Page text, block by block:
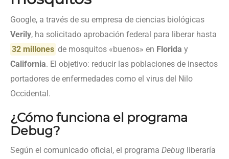
Google, a través de su empresa de ciencias biológicas
Verily, ha solicitado aprobación federal para liberar hasta
32 millones de mosquitos «buenos» en Florida y
California. El objetivo: reducir las poblaciones de insectos
portadores de enfermedades como el virus del Nilo
Occidental.
¿Cómo funciona el programa
Debug?
Según el comunicado oficial, el programa Debug liberaría